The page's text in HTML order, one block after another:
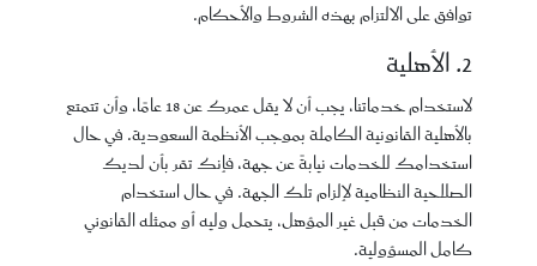
توافق على الالتزام بهذه الشروط والأحكام.
2. الأهلية
لاستخدام خدماتنا، يجب أن لا يقل عمرك عن 18 عامًا، وأن تتمتع
بالأهلية القانونية الكاملة بموجب الأنظمة السعودية. في حال
استخدامك للخدمات نيابةً عن جهة، فإنك تقر بأن لديك
الصلاحية النظامية لإلزام تلك الجهة. في حال استخدام
الخدمات من قبل غير المؤهل، يتحمل وليه أو ممثله القانوني
كامل المسؤولية.